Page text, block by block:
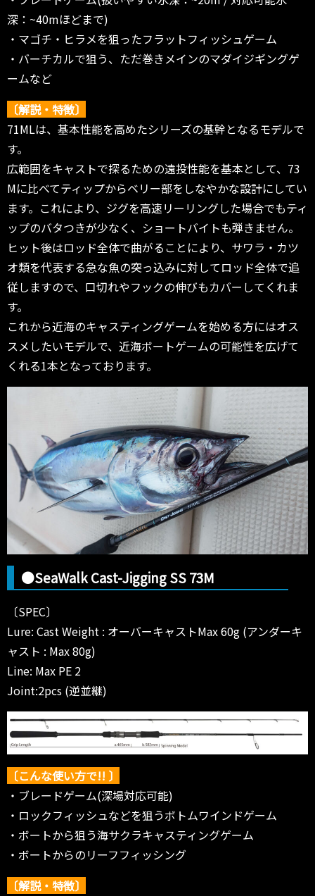
深：~40mほどまで)
・マゴチ・ヒラメを狙ったフラットフィッシュゲーム
・バーチカルで狙う、ただ巻きメインのマダイジギングゲ
ームなど
〔解説・特徴〕
71MLは、基本性能を高めたシリーズの基幹となるモデルで
す。
広範囲をキャストで探るための遠投性能を基本として、73
Mに比べてティップからベリー部をしなやかな設計にしてい
ます。これにより、ジグを高速リーリングした場合でもティ
ップのバタつきが少なく、ショートバイトも弾きません。
ヒット後はロッド全体で曲がることにより、サワラ・カツ
オ類を代表する急な魚の突っ込みに対してロッド全体で追
従しますので、口切れやフックの伸びもカバーしてくれま
す。
これから近海のキャスティングゲームを始める方にはオス
スメしたいモデルで、近海ボートゲームの可能性を広げて
くれる1本となっております。
●SeaWalk Cast-Jigging SS 73M
〔SPEC〕
Lure: Cast Weight : オーバーキャストMax 60g (アンダーキ
ャスト : Max 80g)
Line: Max PE 2
Joint:2pcs (逆並継)
〔こんな使い方で!! 〕
・ブレードゲーム(深場対応可能)
・ロックフィッシュなどを狙うボトムワインドゲーム
・ボートから狙う海サクラキャスティングゲーム
・ボートからのリーフフィッシング
〔解説・特徴〕